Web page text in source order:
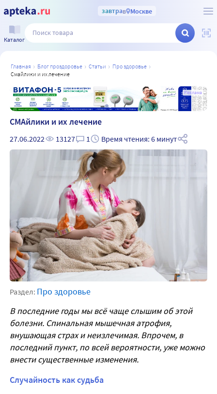
завтрав Москве
Каталог
главная блог проздоровье статьи
про здоровье
смайлики и их лечение
Реклама
СМАйлики и их лечение
27.06.2022 13127 1 Время чтения: 6 минут
Раздел: Про здоровье
В последние годы мы всё чаще слышим об этой
болезни. Спинальная мышечная атрофия,
внушающая страх и неизлечимая. Впрочем, в
последний пункт, по всей вероятности, уже можно
внести существенные изменения.
Случайность как судьба